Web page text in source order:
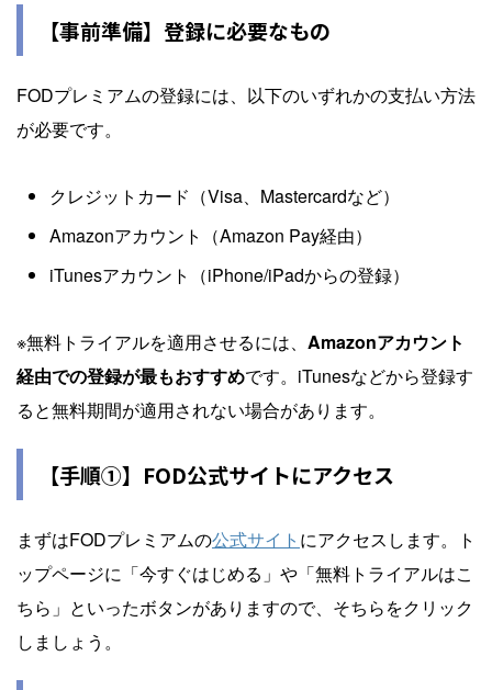
【事前準備】登録に必要なもの
FODプレミアムの登録には、以下のいずれかの支払い方法
が必要です。
クレジットカード（Visa、Mastercardなど）
Amazonアカウント（Amazon Pay経由）
iTunesアカウント（iPhone/iPadからの登録）
※無料トライアルを適用させるには、 Amazonアカウント
経由での登録が最もおすすめです。iTunesなどから登録す
ると無料期間が適用されない場合があります。
【手順①】FOD公式サイトにアクセス
まずはFODプレミアムの公式サイト にアクセスします。ト
ップページに「今すぐはじめる」や「無料トライアルはこ
ちら」といったボタンがありますので、そちらをクリック
しましょう。